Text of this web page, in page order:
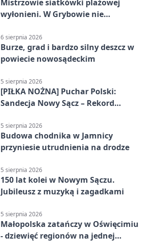
Mistrzowie siatkówki plażowej
wyłonieni. W Grybowie nie
6 sierpnia 2026
Burze, grad i bardzo silny deszcz w
powiecie nowosądeckim
5 sierpnia 2026
[PIŁKA NOŻNA] Puchar Polski:
Sandecja Nowy Sącz – Rekord
5 sierpnia 2026
Budowa chodnika w Jamnicy
przyniesie utrudnienia na drodze
5 sierpnia 2026
150 lat kolei w Nowym Sączu.
Jubileusz z muzyką i zagadkami
5 sierpnia 2026
Małopolska zatańczy w Oświęcimiu
- dziewięć regionów na jednej